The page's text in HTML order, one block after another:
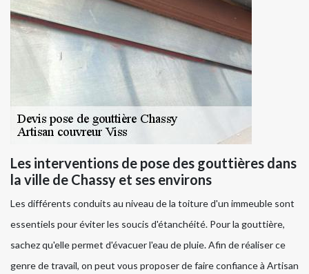
Les interventions de pose des gouttières dans
la ville de Chassy et ses environs
Les différents conduits au niveau de la toiture d'un immeuble sont
essentiels pour éviter les soucis d'étanchéité. Pour la gouttière,
sachez qu'elle permet d'évacuer l'eau de pluie. Afin de réaliser ce
genre de travail, on peut vous proposer de faire confiance à Artisan